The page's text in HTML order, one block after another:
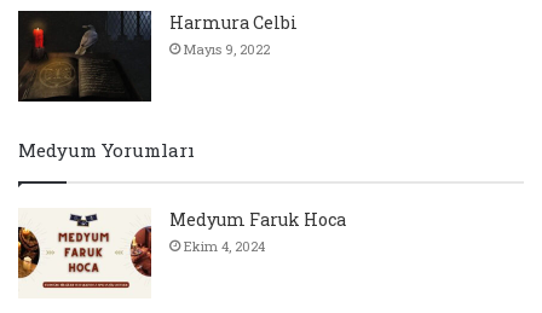
Harmura Celbi
Mayıs 9, 2022
Medyum Yorumları
Medyum Faruk Hoca
Ekim 4, 2024